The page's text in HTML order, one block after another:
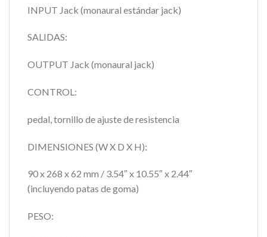
INPUT Jack (monaural estándar jack)
SALIDAS:
OUTPUT Jack (monaural jack)
CONTROL:
pedal, tornillo de ajuste de resistencia
DIMENSIONES (W X D X H):
90 x 268 x 62 mm / 3.54″ x 10.55″ x 2.44″
(incluyendo patas de goma)
PESO: